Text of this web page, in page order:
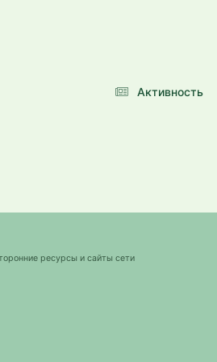
Активность
ресурсы и сайты сети